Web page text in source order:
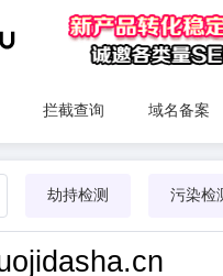
拦截查询 域名备案
劫持检测 污染检